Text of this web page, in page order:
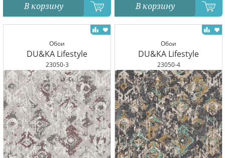
В корзину В корзину
Обои
DU&KA Lifestyle
23050-3
Обои
DU&KA Lifestyle
23050-4